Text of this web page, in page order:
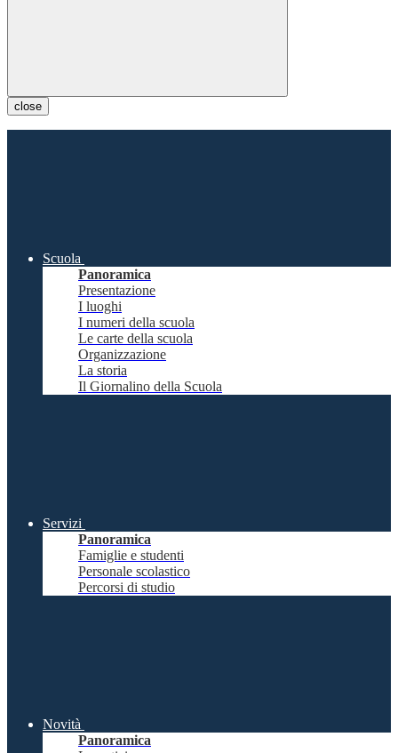
close
Scuola
Panoramica
Presentazione
I luoghi
I numeri della scuola
Le carte della scuola
Organizzazione
La storia
Il Giornalino della Scuola
Servizi
Panoramica
Famiglie e studenti
Personale scolastico
Percorsi di studio
Novità
Panoramica